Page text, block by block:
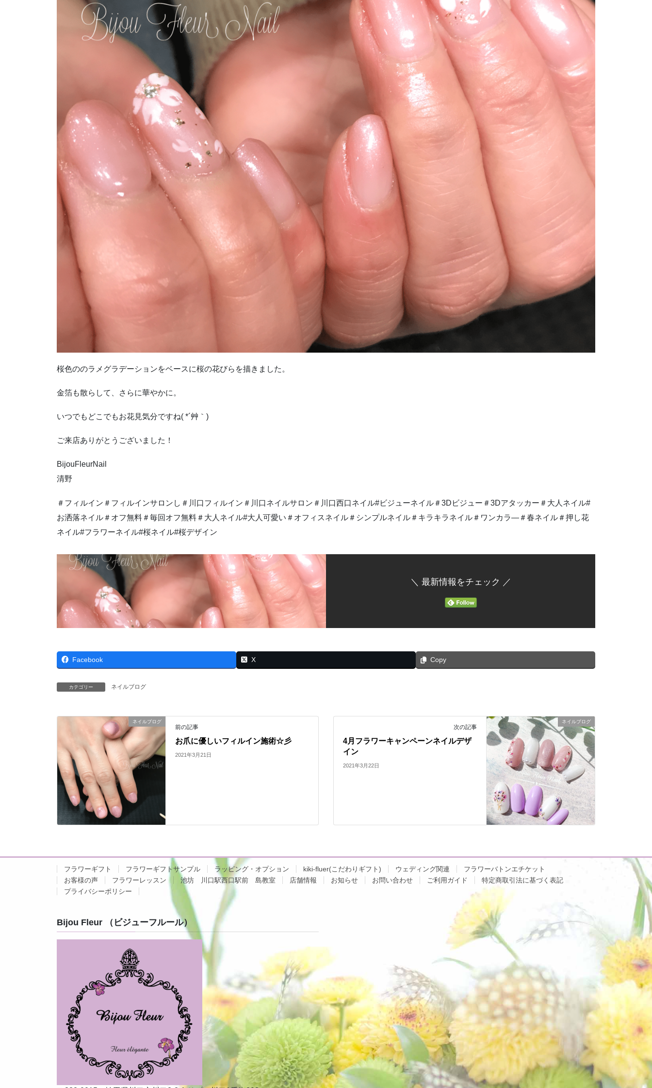
桜色ののラメグラデーションをベースに桜の花びらを描きました。
金箔も散らして、さらに華やかに。
いつでもどこでもお花見気分ですね( *´艸｀)
ご来店ありがとうございました！
BijouFleurNail
清野
＃フィルイン＃フィルインサロンし＃川口フィルイン＃川口ネイルサロン＃川口西口ネイル#ビジューネイル＃3Dビジュー＃3Dアタッカー＃大人ネイル#
お洒落ネイル＃オフ無料＃毎回オフ無料＃大人ネイル#大人可愛い＃オフィスネイル＃シンプルネイル＃キラキラネイル＃ワンカラ―＃春ネイル＃押し花
ネイル#フラワーネイル#桜ネイル#桜デザイン
＼ 最新情報をチェック ／
Facebook X Copy
カテゴリー ネイルブログ
ネイルブログ
前の記事
お爪に優しいフィルイン施術☆彡
2021年3月21日
ネイルブログ
次の記事
4月フラワーキャンペーンネイルデザ
イン
2021年3月22日
フラワーギフト フラワーギフトサンプル ラッピング・オプション kiki-fluer(こだわりギフト) ウェディング関連
フラワーバトンエチケット
お客様の声
フラワーレッスン 池坊 川口駅西口駅前 島教室 店舗情報 お知らせ お問い合わせ ご利用ガイド
特定商取引法に基づく表記
プライバシーポリシー
Bijou Fleur （ビジューフルール）